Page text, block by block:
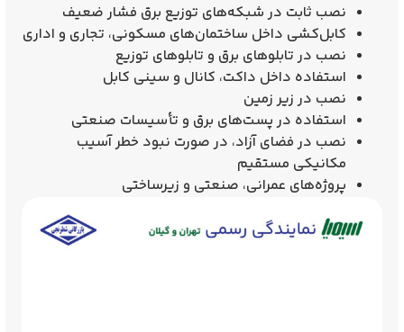
نصب ثابت در شبکه‌های توزیع برق فشار ضعیف
کابل‌کشی داخل ساختمان‌های مسکونی، تجاری و اداری
نصب در تابلوهای برق و تابلوهای توزیع
استفاده داخل داکت، کانال و سینی کابل
نصب در زیر زمین
استفاده در پست‌های برق و تأسیسات صنعتی
نصب در فضای آزاد، در صورت نبود خطر آسیب
مکانیکی مستقیم
پروژه‌های عمرانی، صنعتی و زیرساختی